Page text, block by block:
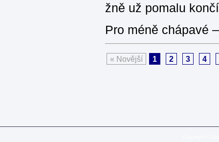
žně už pomalu
Pro méně chápavé
« Novější 1 2 3 4